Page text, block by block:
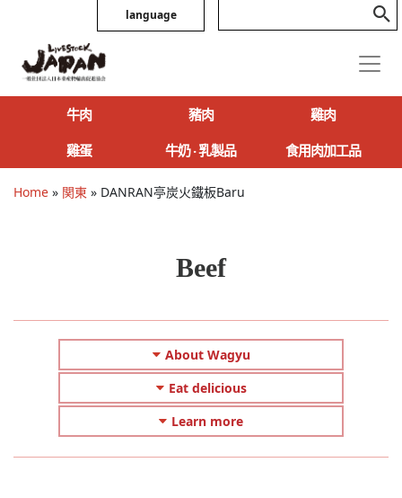
language
牛肉 豬肉
雞肉
雞蛋
牛奶 ‧ 乳製品 食用肉加工品
Home » 関東 » DANRAN亭炭火鐵板Baru
Beef
About Wagyu
Eat delicious
Learn more